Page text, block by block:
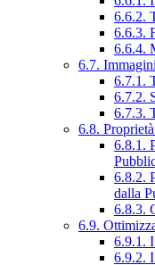
6.6.2.
6.6.3.
6.6.4.
6.7.
6.7.1.
6.7.2.
6.7.3.
6.8.
6.8.1.
6.8.2.
dalla
6.8.3.
6.9.
6.9.1.
6.9.2.